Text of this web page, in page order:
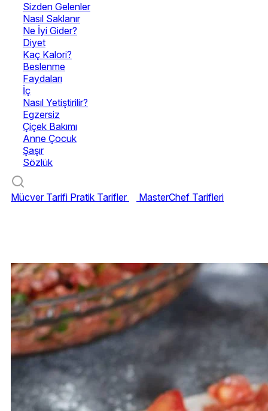
Sizden Gelenler
Nasıl Saklanır
Ne İyi Gider?
Diyet
Kaç Kalori?
Beslenme
Faydaları
İç
Nasıl Yetiştirilir?
Egzersiz
Çiçek Bakımı
Anne Çocuk
Şaşır
Sözlük
Mücver Tarifi Pratik Tarifler MasterChef Tarifleri